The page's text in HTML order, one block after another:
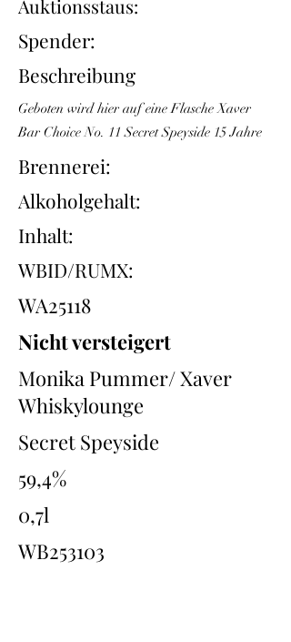
Auktionsstaus:
Spender:
Beschreibung
Geboten wird hier auf eine Flasche Xaver
Bar Choice No. 11 Secret Speyside 15 Jahre
Brennerei:
Alkoholgehalt:
Inhalt:
WBID/RUMX:
WA25118
Nicht versteigert
Monika Pummer/ Xaver
Whiskylounge
Secret Speyside
59,4%
0,7l
WB253103